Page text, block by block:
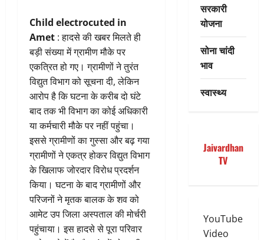
Child electrocuted in
Amet : हादसे की खबर मिलते ही
बड़ी संख्या में ग्रामीण मौके पर
एकत्रित हो गए। ग्रामीणों ने तुरंत
विद्युत विभाग को सूचना दी, लेकिन
आरोप है कि घटना के करीब दो घंटे
बाद तक भी विभाग का कोई अधिकारी
या कर्मचारी मौके पर नहीं पहुंचा।
इससे ग्रामीणों का गुस्सा और बढ़ गया
ग्रामीणों ने एकत्र होकर विद्युत विभाग
के खिलाफ जोरदार विरोध प्रदर्शन
किया। घटना के बाद ग्रामीणों और
परिजनों ने मृतक बालक के शव को
आमेट उप जिला अस्पताल की मोर्चरी
पहुंचाया। इस हादसे से पूरा परिवार
सरकारी
योजना
सोना चांदी
भाव
स्वास्थ्य
Jaivardhan
TV
YouTube
Video